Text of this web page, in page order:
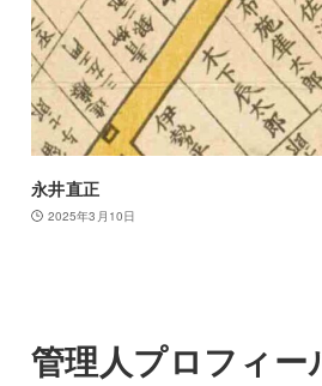
永井直正
2025年3月10日
管理人プロフィー